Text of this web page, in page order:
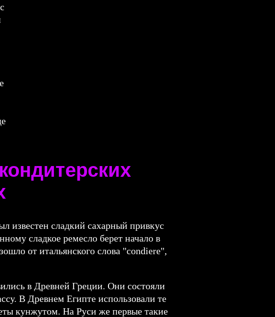
известен сладкий сахарный привкус
сладкое ремесло берет начало в
от итальянского слова "condiere",
в Древней Греции. Они состояли
В Древнем Египте использовали те
кунжутом. На Руси же первые такие